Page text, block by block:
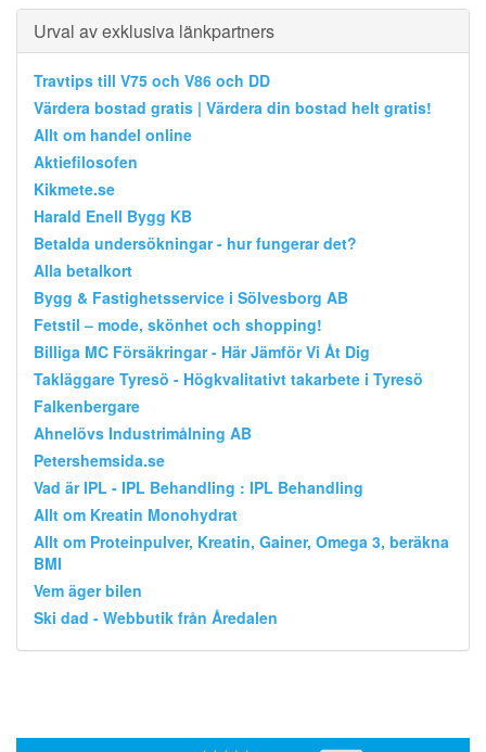
Urval av exklusiva länkpartners
Travtips till V75 och V86 och DD
Värdera bostad gratis | Värdera din bostad helt gratis!
Allt om handel online
Aktiefilosofen
Kikmete.se
Harald Enell Bygg KB
Betalda undersökningar - hur fungerar det?
Alla betalkort
Bygg & Fastighetsservice i Sölvesborg AB
Fetstil – mode, skönhet och shopping!
Billiga MC Försäkringar - Här Jämför Vi Åt Dig
Takläggare Tyresö - Högkvalitativt takarbete i Tyresö
Falkenbergare
Ahnelövs Industrimålning AB
Petershemsida.se
Vad är IPL - IPL Behandling : IPL Behandling
Allt om Kreatin Monohydrat
Allt om Proteinpulver, Kreatin, Gainer, Omega 3, beräkna
BMI
Vem äger bilen
Ski dad - Webbutik från Åredalen